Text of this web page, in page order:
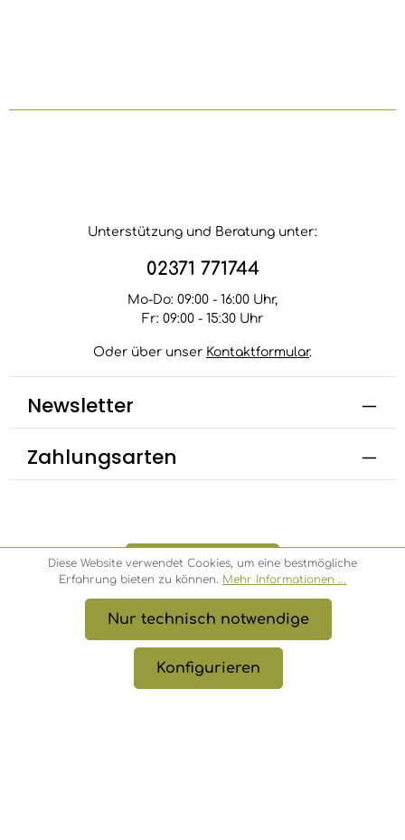
Unterstützung und Beratung unter:
02371 771744
Mo-Do: 09:00 - 16:00 Uhr,
Fr: 09:00 - 15:30 Uhr
Oder über unser Kontaktformular.
Newsletter
Zahlungsarten
Bestellung widerrufen
© 2026 Bambusbörse
* Alle Preise inkl. gesetzl. Mehrwertsteuer zzgl.
Versandkosten, wenn nicht anders angegeben.
Diese Website verwendet Cookies, um eine bestmögliche
Erfahrung bieten zu können. Mehr Informationen ...
Nur technisch notwendige
Konfigurieren